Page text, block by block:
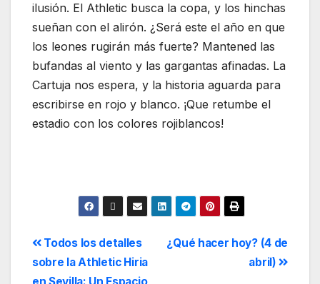
ilusión. El Athletic busca la copa, y los hinchas
sueñan con el alirón. ¿Será este el año en que
los leones rugirán más fuerte? Mantened las
bufandas al viento y las gargantas afinadas. La
Cartuja nos espera, y la historia aguarda para
escribirse en rojo y blanco. ¡Que retumbe el
estadio con los colores rojiblancos!
¿Qué hacer hoy? (4 de
abril)
Todos los detalles
sobre la Athletic Hiria